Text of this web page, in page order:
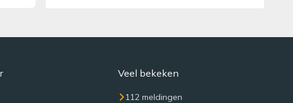
Veel bekeken
112 meldingen